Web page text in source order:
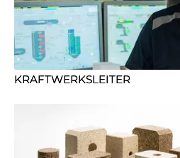
KRAFTWERKSLEITER